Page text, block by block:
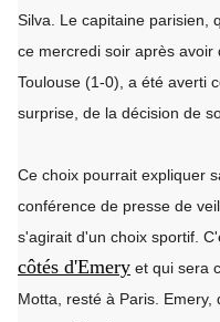
Silva. Le capitaine parisien,
ce mercredi soir après
Toulouse (1-0), a été averti
surprise, de la décision de
Ce choix pourrait expliquer
conférence de presse de
s'agirait d'un choix sportif.
côtés d'Emery et qui sera
Motta, resté à Paris.